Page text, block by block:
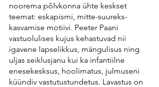
noorema põlvkonna ühte keskset
teemat: eskapismi, mitte-suureks-
kasvamise motiivi. Peeter Paani
vastuolulises kujus kehastuvad nii
igavene lapselikkus, mängulisus ning
uljas seiklusjanu kui ka infantiilne
enesekesksus, hoolimatus, julmuseni
küündiv vastutustundetus. Lavastus on